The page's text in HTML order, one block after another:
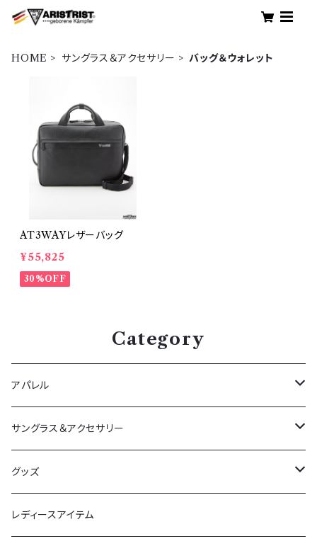
HOME サングラス＆アクセサリー バッグ＆ウォレット
AT3WAYレザーバッグ
¥55,825
30%OFF
Category
アパレル
アウター
春夏
秋冬
ボトムス
春夏
トップス
サングラス＆アクセサリー
サングラス
ペンダント＆リング
グッズ
Tシャツ＆シャツ
レディースアイテム